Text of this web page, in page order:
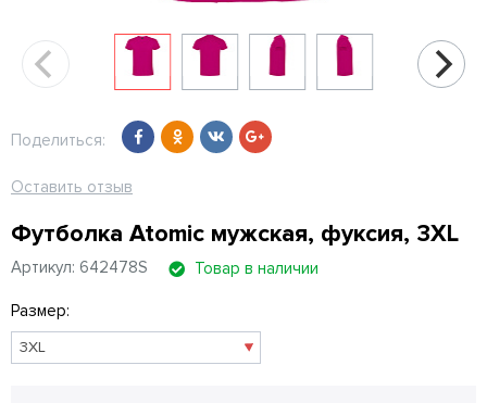
Поделиться:
Оставить отзыв
Футболка Atomic мужская, фуксия, 3XL
Артикул: 642478S Товар в наличии
Размер: